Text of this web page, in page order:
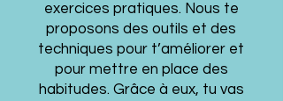
exercices pratiques. Nous te
proposons des outils et des
techniques pour t’améliorer et
pour mettre en place des
habitudes. Grâce à eux, tu vas